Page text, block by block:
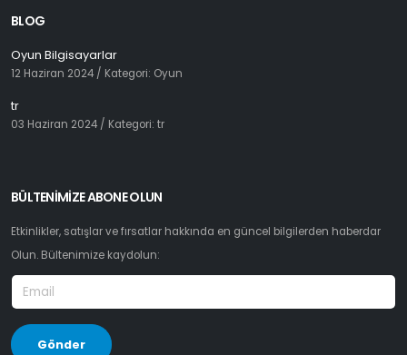
BLOG
Oyun Bilgisayarlar
12 Haziran 2024 / Kategori: Oyun
tr
03 Haziran 2024 / Kategori: tr
BÜLTENIMIZE ABONE OLUN
Etkinlikler, satışlar ve fırsatlar hakkında en güncel bilgilerden haberdar
Olun. Bültenimize kaydolun: